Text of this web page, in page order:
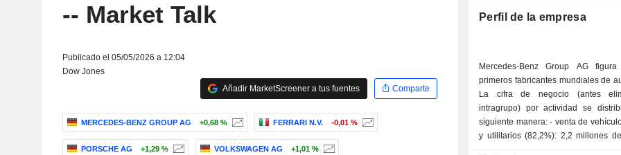
-- Market Talk
Publicado el 05/05/2026 a 12:04
Dow Jones
Añadir MarketScreener a tus fuentes
Comparte
MERCEDES-BENZ GROUP AG +0,68 % FERRARI N.V. -0,01 %
PORSCHE AG +1,29 % VOLKSWAGEN AG +1,01 %
Perfil de la empresa
Mercedes-Benz Group AG
primeros fabricantes mundiales de
La cifra de negocio (antes
intragrupo) por actividad se
siguiente manera: - venta de vehículos privados
y utilitarios (82,2%): 2,2 millones